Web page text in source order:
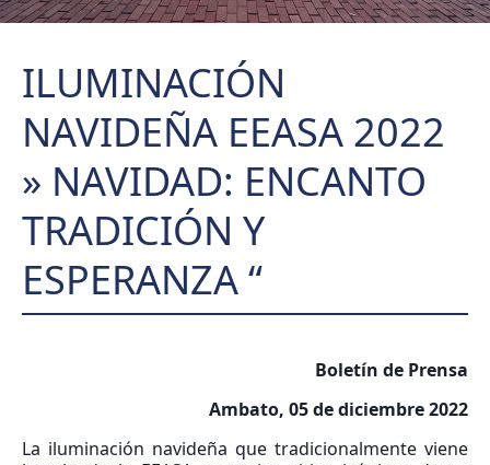
ILUMINACIÓN
NAVIDEÑA EEASA 2022
» NAVIDAD: ENCANTO
TRADICIÓN Y
ESPERANZA “
Boletín de Prensa
Ambato, 05 de diciembre 2022
La iluminación navideña que tradicionalmente viene